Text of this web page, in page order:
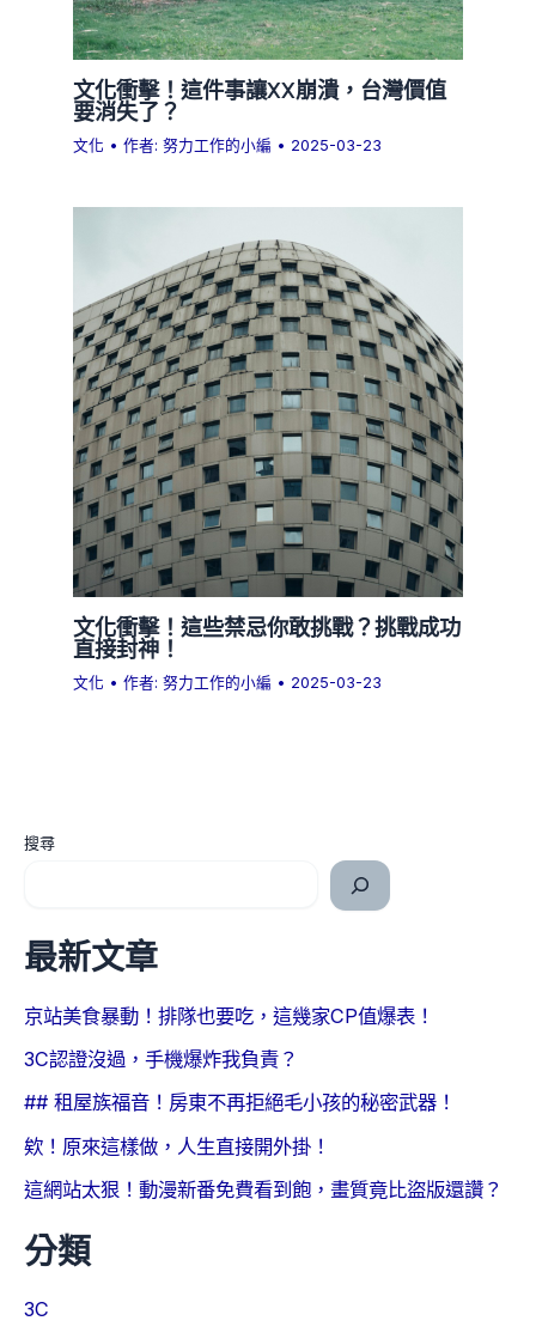
文化衝擊！這件事讓XX崩潰，台灣價值
要消失了？
文化 • 作者:努力工作的小編 • 2025-03-23
文化衝擊！這些禁忌你敢挑戰？挑戰成功
直接封神！
文化 • 作者:努力工作的小編 • 2025-03-23
搜尋
最新文章
京站美食暴動！排隊也要吃，這幾家CP值爆表！
3C認證沒過，手機爆炸我負責？
## 租屋族福音！房東不再拒絕毛小孩的秘密武器！
欸！原來這樣做，人生直接開外掛！
這網站太狠！動漫新番免費看到飽，畫質竟比盜版還讚？
分類
3C